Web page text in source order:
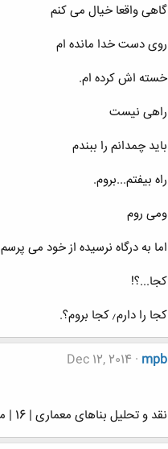
گاهی واقعا خیال می کنم
روی دست خدا مانده ام
خسته اش کرده ام.
راهی نیست
باید چمدانم را ببندم
راه بیفتم...بروم.
ومی روم
اما به درگاه نرسیده از خود می پرسم
کجا...؟!
کجا را دارم٫ کجا بروم؟.
mpb
Dec 12, 2014
نقد و تحلیل بناهای معماری | 16 | مسجد و مجتمع فرهنگی ولیعصر تهران